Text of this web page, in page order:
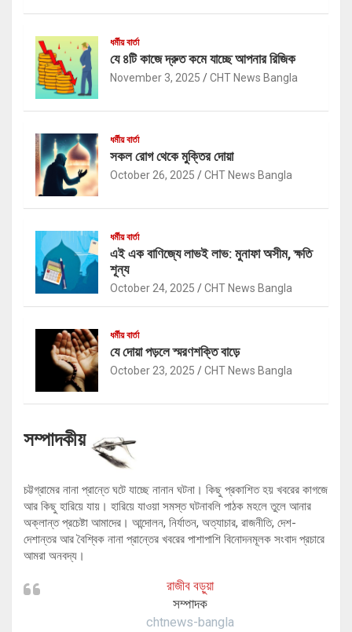
ধর্মীয় বার্তা
যে ৪টি কাজে দ্রুত কমে যাচ্ছে আপনার রিজিক
November 3, 2025 CHT News Bangla
ধর্মীয় বার্তা
সকল রোগ থেকে মুক্তির দোয়া
October 26, 2025 CHT News Bangla
ধর্মীয় বার্তা
এই এক বাণিজ্যে লাভই লাভ: মুনাফা অসীম, ক্ষতি
শূন্য
October 24, 2025 CHT News Bangla
ধর্মীয় বার্তা
যে দোয়া পড়লে স্মরণশক্তি বাড়ে
October 23, 2025 CHT News Bangla
সম্পাদকীয়
চট্টগ্রামের নানা প্রান্তে ঘটে যাচ্ছে নানান ঘটনা। কিছু প্রকাশিত হয় খবরের কাগজে
আর কিছু হারিয়ে যায়। হারিয়ে যাওয়া সমস্ত ঘটনাবলি পাঠক মহলে তুলে আনার
অক্লান্ত প্রচেষ্টা আমাদের। আন্দোলন, নির্যাতন, অত্যাচার, রাজনীতি, দেশ-
দেশান্তর আর বৈশ্বিক নানা প্রান্তের খবরের পাশাপাশি বিনোদনমূলক সংবাদ প্রচারে
আমরা অনবদ্য।
রাজীব বড়ুয়া
সম্পাদক
chtnews-bangla